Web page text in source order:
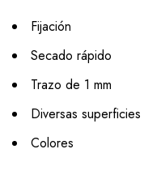
Fijación
Secado rápido
Trazo de 1 mm
Diversas superficies
Colores